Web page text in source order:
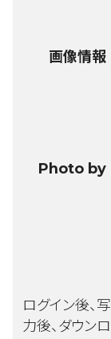
画像情報
Photo by
ログイン後、
力後、ダウン